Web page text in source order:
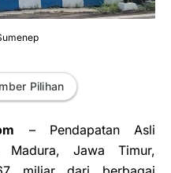
Pilihan
– Pendapatan Asli
Madura, Jawa Timur,